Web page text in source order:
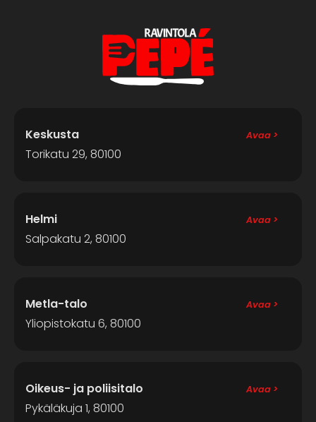
Keskusta
Torikatu 29, 80100
Avaa >
Helmi
Salpakatu 2, 80100
Avaa >
Metla-talo
Yliopistokatu 6, 80100
Avaa >
Oikeus- ja poliisitalo
Pykäläkuja 1, 80100
Avaa >